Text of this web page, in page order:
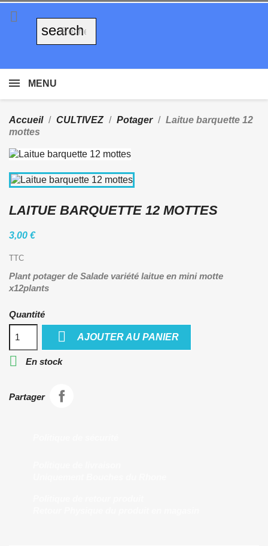

search
MENU
Accueil CULTIVEZ Potager
Laitue barquette 12
mottes
LAITUE BARQUETTE 12 MOTTES
3,00 €
TTC
Plant potager de Salade variété laitue en mini motte
x12plants
Quantité
 AJOUTER AU PANIER
 En stock
Partager